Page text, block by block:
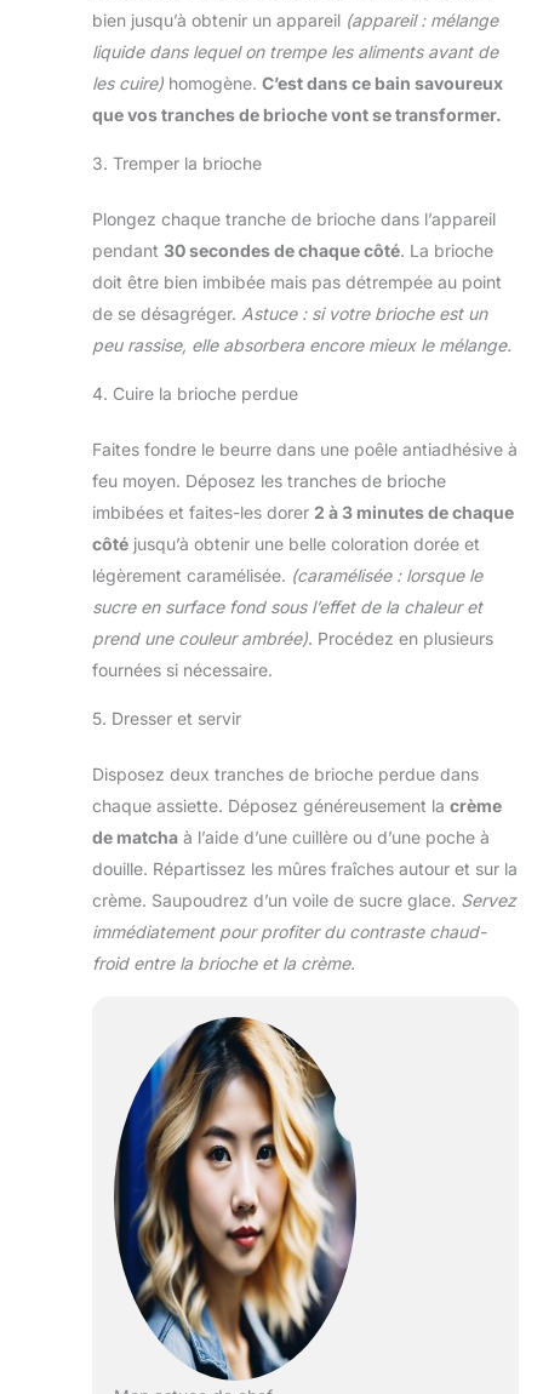
bien jusqu’à obtenir un appareil (appareil : mélange
liquide dans lequel on trempe les aliments avant de
les cuire) homogène. C’est dans ce bain savoureux
que vos tranches de brioche vont se transformer.
3. Tremper la brioche
Plongez chaque tranche de brioche dans l’appareil
pendant 30 secondes de chaque côté. La brioche
doit être bien imbibée mais pas détrempée au point
de se désagréger. Astuce : si votre brioche est un
peu rassise, elle absorbera encore mieux le mélange.
4. Cuire la brioche perdue
Faites fondre le beurre dans une poêle antiadhésive à
feu moyen. Déposez les tranches de brioche
imbibées et faites-les dorer 2 à 3 minutes de chaque
côté jusqu’à obtenir une belle coloration dorée et
légèrement caramélisée. (caramélisée : lorsque le
sucre en surface fond sous l’effet de la chaleur et
prend une couleur ambrée). Procédez en plusieurs
fournées si nécessaire.
5. Dresser et servir
Disposez deux tranches de brioche perdue dans
chaque assiette. Déposez généreusement la crème
de matcha à l’aide d’une cuillère ou d’une poche à
douille. Répartissez les mûres fraîches autour et sur la
crème. Saupoudrez d’un voile de sucre glace. Servez
immédiatement pour profiter du contraste chaud-
froid entre la brioche et la crème.